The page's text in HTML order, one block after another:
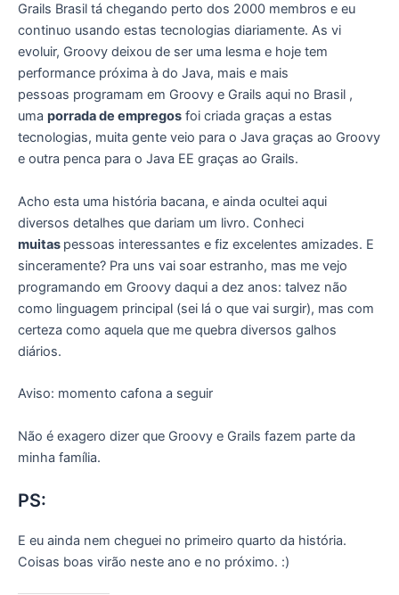
Grails Brasil tá chegando perto dos 2000 membros e eu
continuo usando estas tecnologias diariamente. As vi
evoluir, Groovy deixou de ser uma lesma e hoje tem
performance próxima à do Java, mais e mais
pessoas programam em Groovy e Grails aqui no Brasil ,
uma porrada de empregos foi criada graças a estas
tecnologias, muita gente veio para o Java graças ao Groovy
e outra penca para o Java EE graças ao Grails.
Acho esta uma história bacana, e ainda ocultei aqui
diversos detalhes que dariam um livro. Conheci
muitas pessoas interessantes e fiz excelentes amizades. E
sinceramente? Pra uns vai soar estranho, mas me vejo
programando em Groovy daqui a dez anos: talvez não
como linguagem principal (sei lá o que vai surgir), mas com
certeza como aquela que me quebra diversos galhos
diários.
Aviso: momento cafona a seguir
Não é exagero dizer que Groovy e Grails fazem parte da
minha família.
PS:
E eu ainda nem cheguei no primeiro quarto da história.
Coisas boas virão neste ano e no próximo. :)